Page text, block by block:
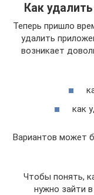
Как
Теперь пришло
удалить
возникает
как
Вариантов может
Чтобы понять,
нужно зайти